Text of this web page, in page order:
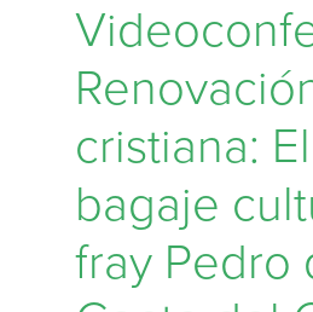
cristiana: El
bagaje
fray Pedro